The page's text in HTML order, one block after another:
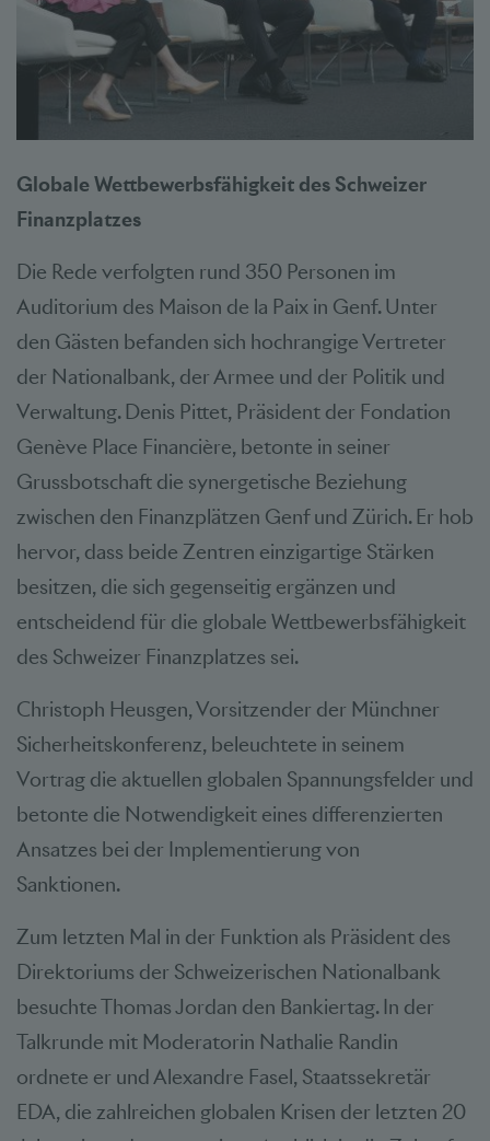
Globale Wettbewerbsfähigkeit des Schweizer
Finanzplatzes
Die Rede verfolgten rund 350 Personen im
Auditorium des Maison de la Paix in Genf. Unter
den Gästen befanden sich hochrangige Vertreter
der Nationalbank, der Armee und der Politik und
Verwaltung. Denis Pittet, Präsident der Fondation
Genève Place Financière, betonte in seiner
Grussbotschaft die synergetische Beziehung
zwischen den Finanzplätzen Genf und Zürich. Er hob
hervor, dass beide Zentren einzigartige Stärken
besitzen, die sich gegenseitig ergänzen und
entscheidend für die globale Wettbewerbsfähigkeit
des Schweizer Finanzplatzes sei.
Christoph Heusgen, Vorsitzender der Münchner
Sicherheitskonferenz, beleuchtete in seinem
Vortrag die aktuellen globalen Spannungsfelder und
betonte die Notwendigkeit eines differenzierten
Ansatzes bei der Implementierung von
Sanktionen.
Zum letzten Mal in der Funktion als Präsident des
Direktoriums der Schweizerischen Nationalbank
besuchte Thomas Jordan den Bankiertag. In der
Talkrunde mit Moderatorin Nathalie Randin
ordnete er und Alexandre Fasel, Staatssekretär
EDA, die zahlreichen globalen Krisen der letzten 20